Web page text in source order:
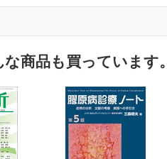
商品も買っています。